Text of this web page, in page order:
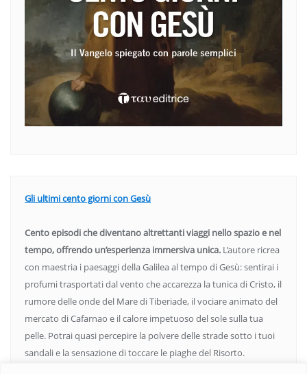
Gli ultimi cento giorni con Gesù
Cento episodi che diventano altrettanti viaggi nello spazio e nel
tempo, offrendo un’esperienza immersiva unica. L’autore ricrea
con maestria i paesaggi della Galilea al tempo di Gesù: sentirai i
profumi trasportati dal vento che accarezza la tunica di Cristo, il
rumore delle onde del Mare di Tiberiade, il vociare animato del
mercato di Cafarnao e il calore impetuoso del sole sulla tua
pelle. Potrai quasi percepire la polvere delle strade sotto i tuoi
sandali e la sensazione di toccare le piaghe del Risorto.